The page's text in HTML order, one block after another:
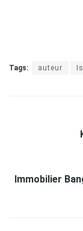
Tags: auteur
Immobilier